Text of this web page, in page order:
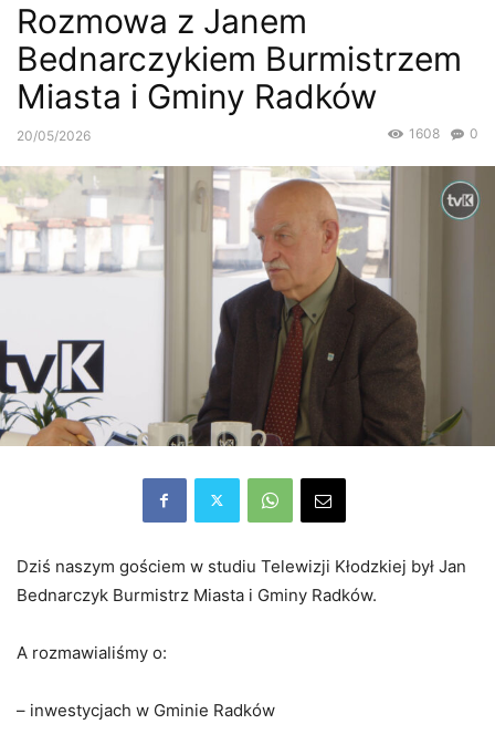
Rozmowa z Janem
Bednarczykiem Burmistrzem
Miasta i Gminy Radków
20/05/2026 0
1608
Dziś naszym gościem w studiu Telewizji Kłodzkiej był Jan
Bednarczyk Burmistrz Miasta i Gminy Radków.
A rozmawialiśmy o:
– inwestycjach w Gminie Radków